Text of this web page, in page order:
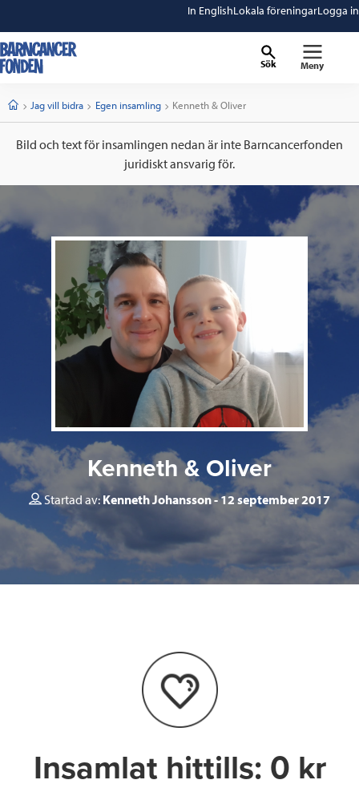
In EnglishLokala föreningarLogga in
Sök Meny
StartJag vill bidra Egen insamling Current:
Kenneth & Oliver
Bild och text för insamlingen nedan är inte Barncancerfonden
juridiskt ansvarig för.
Kenneth & Oliver
Startad av: Kenneth Johansson 12 september 2017
Insamlat hittills: 0 kr